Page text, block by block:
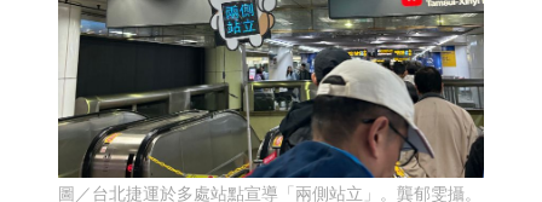
圖／台北捷運於多處站點宣導「兩側站立」。龔郁雯攝。